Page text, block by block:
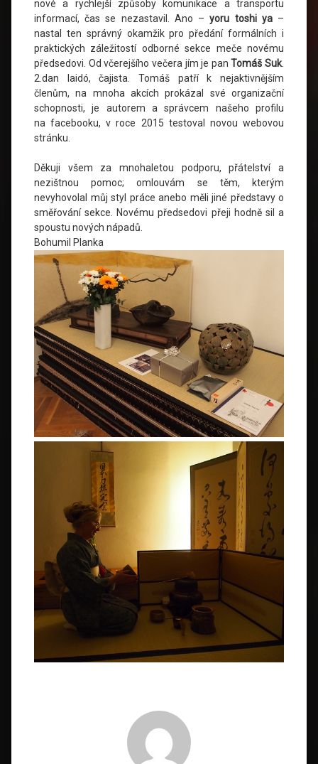
nové a rychlejší způsoby komunikace a transportu
informací, čas se nezastavil. Ano – yoru toshi ya–
nastal ten správný okamžik pro předání formálních i
praktických záležitostí odborné sekce meče novému
předsedovi. Od včerejšího večera jím je panTomáš Suk.
2.dan Iaidó, čajista. Tomáš patří k nejaktivnějším
členům, na mnoha akcích prokázal své organizační
schopnosti, je autorem a správcem našeho profilu
na facebooku, v roce 2015 testoval novou webovou
stránku.
Děkuji všem za mnohaletou podporu, přátelství a
nezištnou pomoc; omlouvám se těm, kterým
nevyhovolal můj styl práce anebo měli jiné představy o
směřování sekce. Novému předsedovi přeji hodně sil a
spoustu nových nápadů.
Bohumil Planka